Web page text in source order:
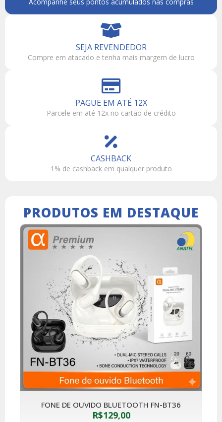
SEJA REVENDEDOR
Compre em atacado e tenha mais margem de lucro
PAGUE EM ATÉ 12X
Parcele em até 12x no cartão de crédito
CASHBACK
1% de cashback em qualquer produto
PRODUTOS EM DESTAQUE
FONE DE OUVIDO BLUETOOTH FN-BT36
R$129,00